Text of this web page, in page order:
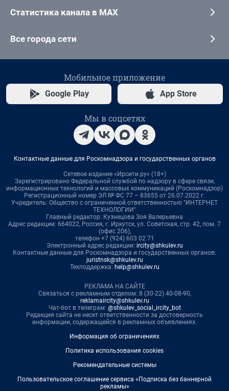
Статистика канала в MAX
Все города сети
Мобильное приложение
Google Play App Store
Мы в соцсетях
Контактные данные для Роскомнадзора и государственных органов
Сетевое издание «Ирсити.ру» (18+)
Зарегистрировано Федеральной службой по надзору в сфере связи,
информационных технологий и массовых коммуникаций (Роскомнадзор)
Регистрационный номер ЭЛ № ФС 77 – 83655 от 26.07.2022 г.
Учредитель: Общество с ограниченной ответственностью "ИНТЕРНЕТ
ТЕХНОЛОГИИ"
Главный редактор: Кузнецова Зоя Валерьевна
Адрес редакции: 664022, Россия, г. Иркутск, ул. Советская, стр. 42, пом. 7
(офис 206),
телефон +7 (924) 603 02 71
Электронный адрес редакции: ircity@shkulev.ru
Контактные данные для Роскомнадзора и государственных органов:
juristnsk@shkulev.ru
Техподдержка: help@shkulev.ru
РЕКЛАМА НА САЙТЕ
Связаться с рекламным отделом: 8 (30-22) 40-08-90,
reklamaircity@shkulev.ru
Чат-бот в телеграм: @shkulev_social_ircity_bot
Редакция сайта не несет ответственности за достоверность
информации, содержащейся в рекламных объявлениях.
Информация об ограничениях
Политика использования cookies
Рекомендательные системы
Пользовательское соглашение сервиса «Подписка без баннерной
рекламы»